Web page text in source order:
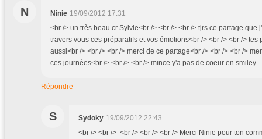
N Ninie 19/09/2012 17:31
<br /> un très beau cr Sylvie<br /> <br /> <br /> tjrs ce partage que
travers vous ces préparatifs et vos émotions<br /> <br /> <br /> tes
aussi<br /> <br /> <br /> merci de ce partage<br /> <br /> <br />
ces journées<br /> <br /> <br /> mince y'a pas de coeur en smiley
Répondre
S Sydoky 19/09/2012 22:43
<br /> <br /> <br /> <br /> <br /> Merci Ninie pour ton